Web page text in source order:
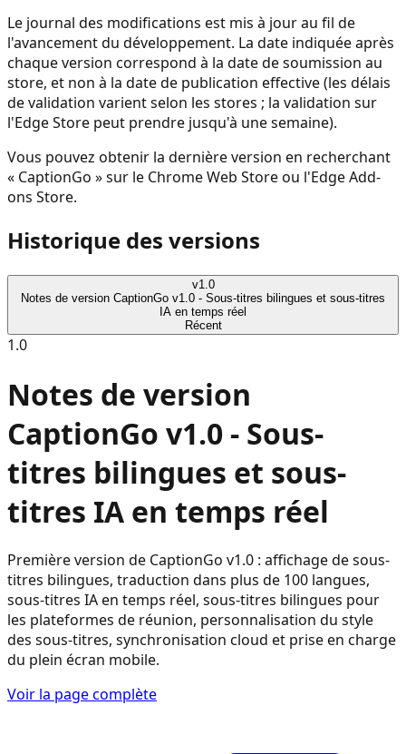
Le journal des modifications est mis à jour au fil de
l'avancement du développement. La date indiquée après
chaque version correspond à la date de soumission au
store, et non à la date de publication effective (les délais
de validation varient selon les stores ; la validation sur
l'Edge Store peut prendre jusqu'à une semaine).
Vous pouvez obtenir la dernière version en recherchant
« CaptionGo » sur le Chrome Web Store ou l'Edge Add-
ons Store.
Historique des versions
v1.0
Notes de version CaptionGo v1.0 - Sous-titres bilingues et sous-titres
IA en temps réel
Récent
1.0
Notes de version
CaptionGo v1.0 - Sous-
titres bilingues et sous-
titres IA en temps réel
Première version de CaptionGo v1.0 : affichage de sous-
titres bilingues, traduction dans plus de 100 langues,
sous-titres IA en temps réel, sous-titres bilingues pour
les plateformes de réunion, personnalisation du style
des sous-titres, synchronisation cloud et prise en charge
du plein écran mobile.
Voir la page complète